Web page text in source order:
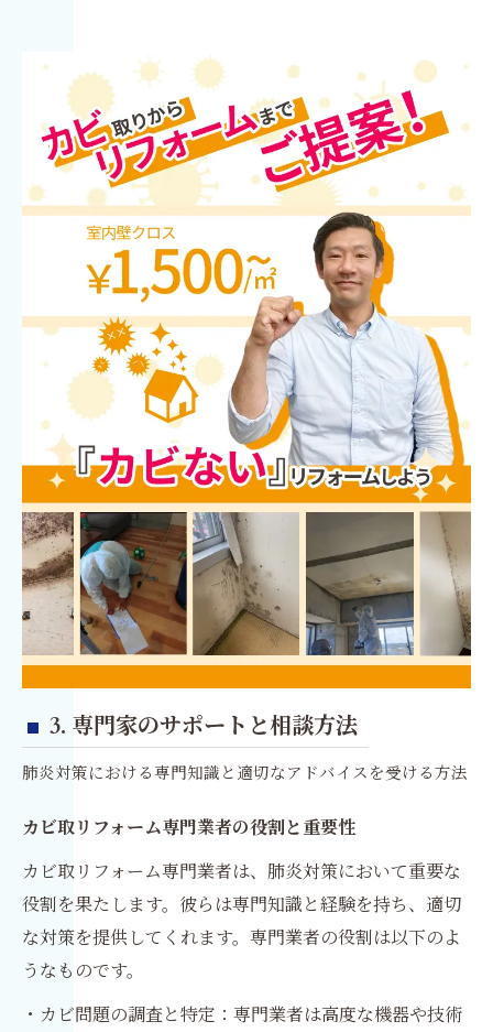
3. 専門家のサポートと相談方法
肺炎対策における専門知識と適切なアドバイスを受ける方法
カビ取リフォーム専門業者の役割と重要性
カビ取リフォーム専門業者は、肺炎対策において重要な
役割を果たします。彼らは専門知識と経験を持ち、適切
な対策を提供してくれます。専門業者の役割は以下のよ
うなものです。
・カビ問題の調査と特定：専門業者は高度な機器や技術